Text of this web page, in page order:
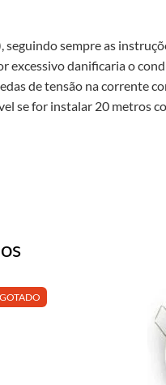
sempre as
excessivo danificaria o
de tensão na corrente
se for instalar 20 metros